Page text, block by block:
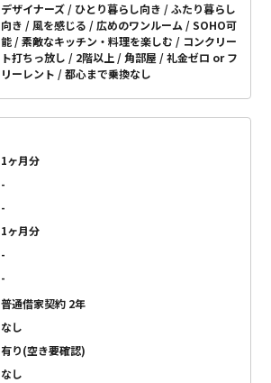
デザイナーズ ひとり暮らし向き
ふたり暮らし
向き
風を感じる 広めのワンルーム
SOHO可
能
素敵なキッチン・料理を楽しむ
コンクリー
ト打ちっ放し
2階以上 角部屋
礼金ゼロ or フ
リーレント
都心まで乗換なし
1ヶ月分
-
-
1ヶ月分
-
-
普通借家契約 2年
なし
有り(空き要確認)
なし